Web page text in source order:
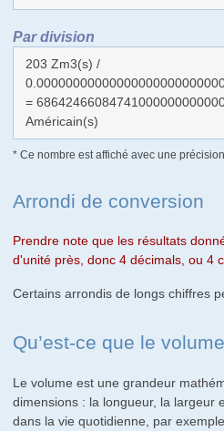
Par division
203 Zm3(s) /
=
Américain(s)
* Ce nombre est affiché avec une
Arrondi de conversion
Prendre note que les résultats
d'unité près, donc 4 décimals, ou 4
Certains arrondis de longs chiffres
Qu’est-ce que le
Le volume est une grandeur
dimensions : la longueur, la largeur
dans la vie quotidienne, par